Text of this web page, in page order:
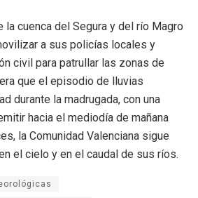
la cuenca del Segura y del río Magro
a sus policías locales y
civil para patrullar las zonas de
que el episodio de lluvias
durante la madrugada, con una
hacia el mediodía de mañana
la Comunidad Valenciana sigue
el cielo y en el caudal de sus ríos.